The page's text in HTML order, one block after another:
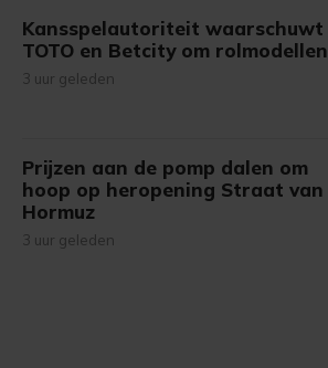
Kansspelautoriteit waarschuwt
TOTO en Betcity om rolmodellen
3 uur geleden
Prijzen aan de pomp dalen om
hoop op heropening Straat van
Hormuz
3 uur geleden